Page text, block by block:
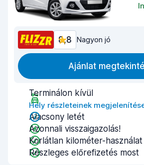
8,8 Nagyon jó
Ajánlat
Terminálon kívül
Hely részleteinek
Alacsony letét
Azonnali visszaigazolás!
Korlátlan kilométer-használat
Részleges előrefizetés most